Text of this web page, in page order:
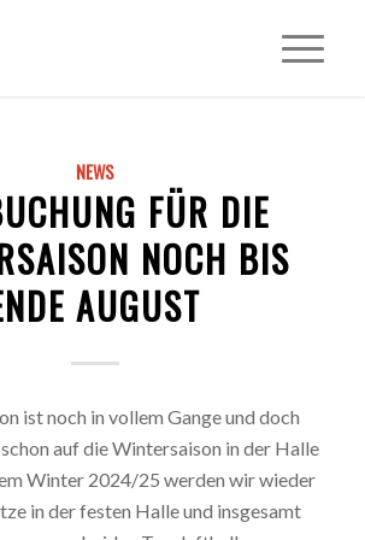
NEWS
FÜR DIE
NOCH BIS
AUGUST
ist noch in vollem Gange und doch
auf die Wintersaison in der Halle
Winter 2024/25 werden wir wieder
in der festen Halle und insgesamt